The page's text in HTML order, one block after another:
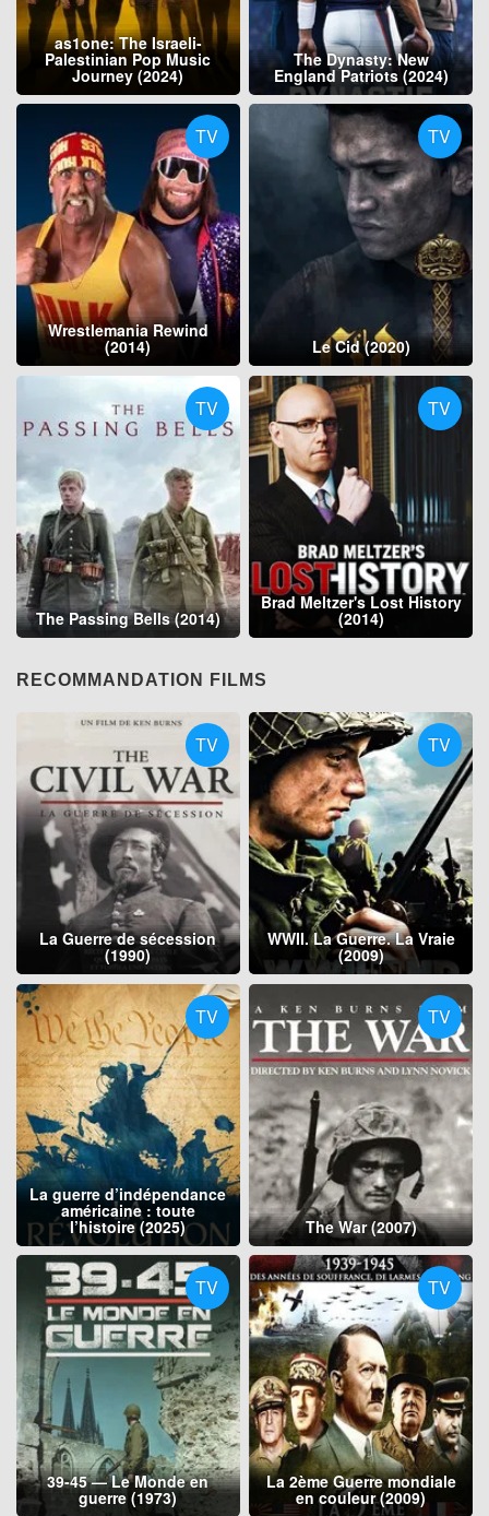
as1one: The Israeli-
Palestinian Pop Music
Journey (2024)
The Dynasty: New
England Patriots (2024)
TV
Wrestlemania Rewind
(2014)
TV
Le Cid (2020)
TV
The Passing Bells (2014)
TV
Brad Meltzer's Lost History
(2014)
RECOMMANDATION FILMS
TV
La Guerre de sécession
(1990)
TV
WWII. La Guerre. La Vraie
(2009)
TV
La guerre d’indépendance
américaine : toute
l’histoire (2025)
TV
The War (2007)
TV
39-45 — Le Monde en
guerre (1973)
TV
La 2ème Guerre mondiale
en couleur (2009)